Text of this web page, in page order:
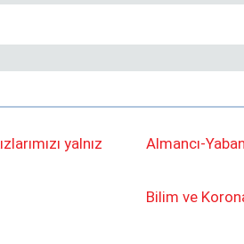
yalnız
Almancı-
Bilim veBendeki